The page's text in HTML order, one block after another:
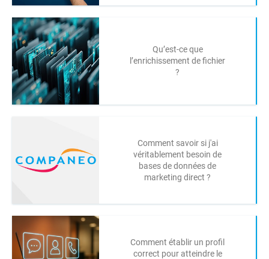
Qu’est-ce que
l’enrichissement de fichier
?
Comment savoir si j'ai
véritablement besoin de
bases de données de
marketing direct ?
Comment établir un profil
correct pour atteindre le